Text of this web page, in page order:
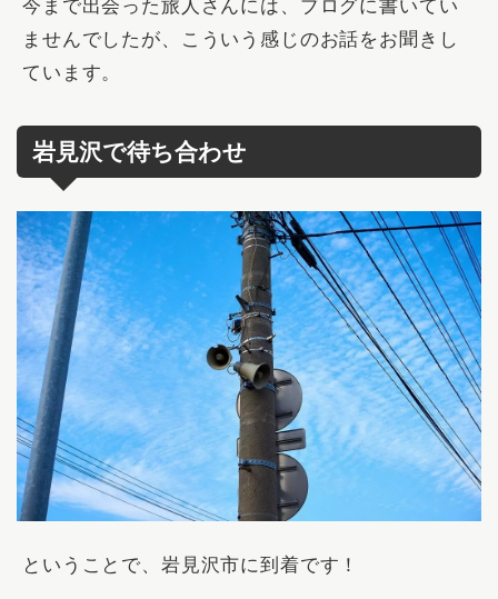
今まで出会った旅人さんには、ブログに書いてい
ませんでしたが、こういう感じのお話をお聞きし
ています。
岩見沢で待ち合わせ
ということで、岩見沢市に到着です！